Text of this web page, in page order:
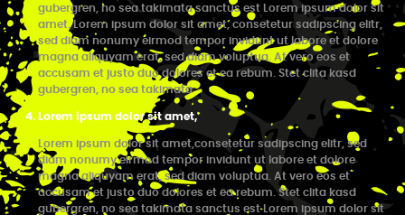
gubergren, no sea takimata sanctus est Lorem ipsum dolor sit
amet. Lorem ipsum dolor sit amet, consetetur sadipscing elitr,
sed diam nonumy eirmod tempor invidunt ut labore et dolore
magna aliquyam erat, sed diam voluptua. At vero eos et
accusam et justo duo dolores et ea rebum. Stet clita kasd
gubergren, no sea takimata
Lorem ipsum dolor sit amet,
Lorem ipsum dolor sit amet,consetetur sadipscing elitr, sed
diam nonumy eirmod tempor invidunt ut labore et dolore
magna aliquyam erat, sed diam voluptua. At vero eos et
accusam et justo duo dolores et ea rebum. Stet clita kasd
gubergren, no sea takimata sanctus est Lorem ipsum dolor sit